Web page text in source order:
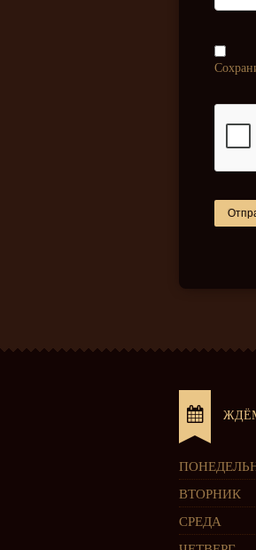
ВТОРНИК
СРЕДА